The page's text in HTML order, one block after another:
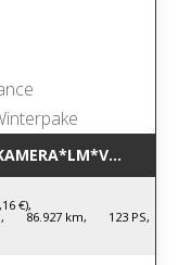
€),
86.927 km, 123 PS,